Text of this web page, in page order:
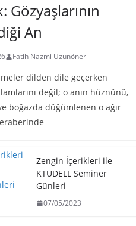
Gözyaşlarının
An
Fatih Nazmi Uzunöner
dilden dile geçerken
değil; o anın hüznünü,
boğazda düğümlenen o ağır
Zengin İçerikleri ile
KTUDELL Seminer
Günleri
07/05/2023